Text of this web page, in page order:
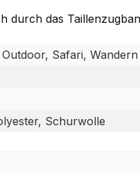
durch das
Safari, Wandern
Schurwolle